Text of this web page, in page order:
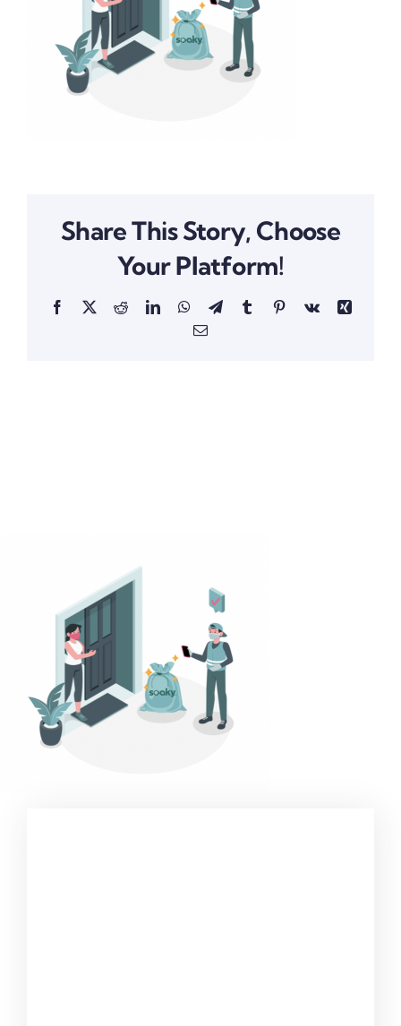
Share This Story, Choose
Your Platform!
Facebook
X RedditLinkedInWhatsApp
TelegramTumblrPinterestVk
Xing
Email